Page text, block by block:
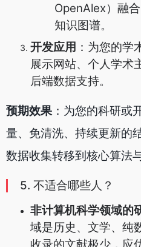
OpenAlex）融
知识图谱。
开发应用 ：为您的学
展示网站、个人学术
后端数据支持。
预期效果：为您的科研或
量、免清洗、持续更新的
数据收集转移到核心算法
5. 不适合哪些人？
非计算机科学领域的
域是历史、文学、纯